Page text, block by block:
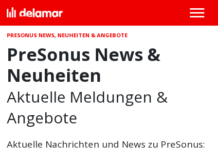
PRESONUS NEWS, NEUHEITEN & ANGEBOTE
PreSonus News &
Neuheiten
Aktuelle Meldungen &
Angebote
Aktuelle Nachrichten und News zu PreSonus: